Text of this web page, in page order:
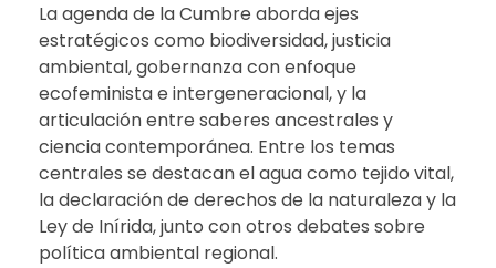
La agenda de la Cumbre aborda ejes
estratégicos como biodiversidad, justicia
ambiental, gobernanza con enfoque
ecofeminista e intergeneracional, y la
articulación entre saberes ancestrales y
ciencia contemporánea. Entre los temas
centrales se destacan el agua como tejido vital,
la declaración de derechos de la naturaleza y la
Ley de Inírida, junto con otros debates sobre
política ambiental regional.